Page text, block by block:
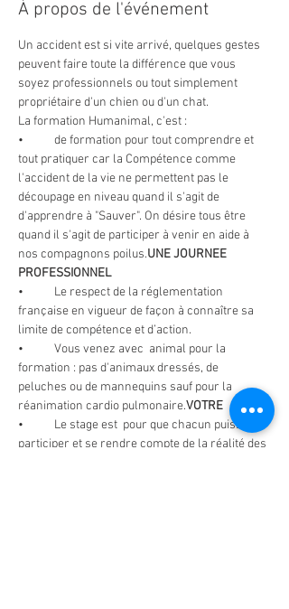
À propos de l'événement
Un accident est si vite arrivé, quelques gestes
peuvent faire toute la différence que vous
soyez professionnels ou tout simplement
propriétaire d'un chien ou d'un chat.
La formation Humanimal, c'est :
de formation pour tout comprendre et
tout pratiquer car la Compétence comme
l'accident de la vie ne permettent pas le
découpage en niveau quand il s'agit de
d'apprendre à "Sauver". On désire tous être
quand il s'agit de participer à venir en aide à
nos compagnons poilus.UNE JOURNEE
PROFESSIONNEL
•	Le respect de la réglementation
française en vigueur de façon à connaître sa
limite de compétence et d’action.
•	Vous venez avec animal pour la
formation : pas d'animaux dressés, de
peluches ou de mannequins sauf pour la
réanimation cardio pulmonaire.VOTRE
•	Le stage est pour que chacun puisse
participer et se rendre compte de la réalité des